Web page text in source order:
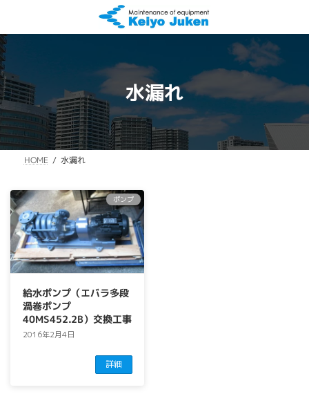
テ
ン
ツ
へ
ス
キ
ッ
プ
ゲ
ー
シ
ョ
ン
に
移
動
水漏れ
HOME 水漏れ
ポンプ
給水ポンプ（エバラ多段
渦巻ポンプ
40MS452.2B）交換工事
2016年2月4日
詳細